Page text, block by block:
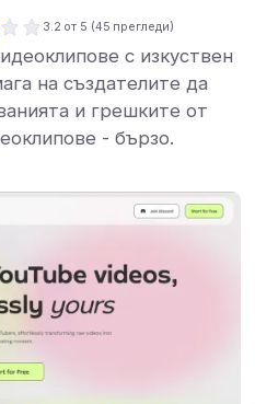
3.2 от 5 (45 прегледи)
с изкуствен
на създателите да
и грешките от
- бързо.